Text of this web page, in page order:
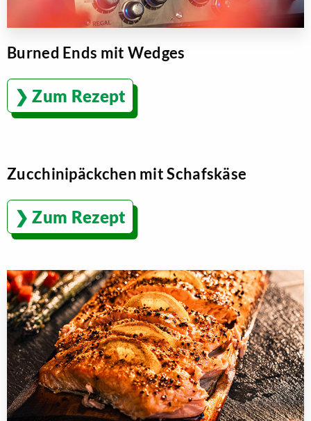
Burned Ends mit Wedges
Zum Rezept
Zucchinipäckchen mit Schafskäse
Zum Rezept